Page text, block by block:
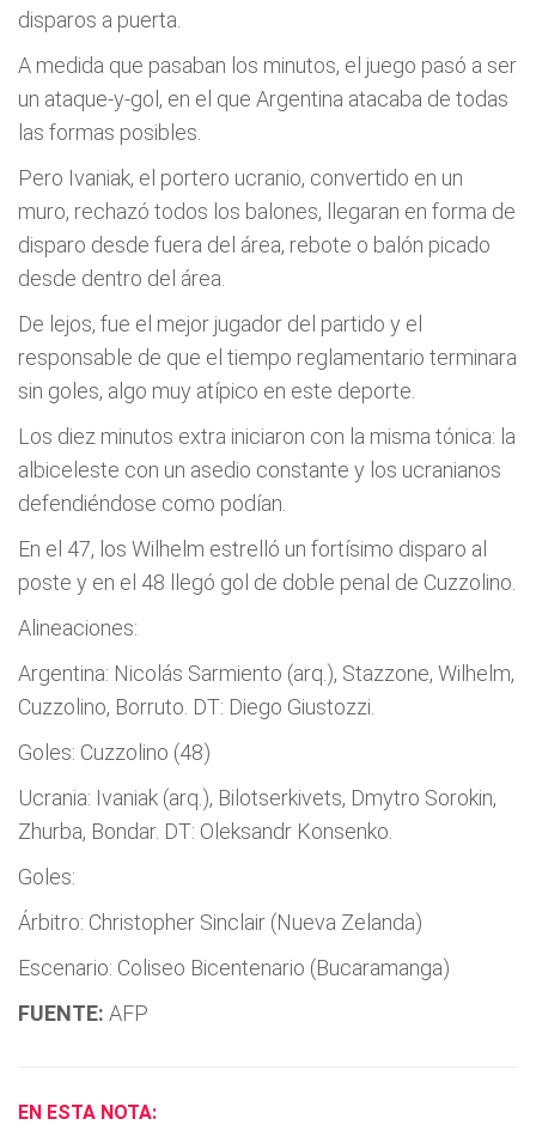
disparos a puerta.
A medida que pasaban los minutos, el juego pasó a ser
un ataque-y-gol, en el que Argentina atacaba de todas
las formas posibles.
Pero Ivaniak, el portero ucranio, convertido en un
muro, rechazó todos los balones, llegaran en forma de
disparo desde fuera del área, rebote o balón picado
desde dentro del área.
De lejos, fue el mejor jugador del partido y el
responsable de que el tiempo reglamentario terminara
sin goles, algo muy atípico en este deporte.
Los diez minutos extra iniciaron con la misma tónica: la
albiceleste con un asedio constante y los ucranianos
defendiéndose como podían.
En el 47, los Wilhelm estrelló un fortísimo disparo al
poste y en el 48 llegó gol de doble penal de Cuzzolino.
Alineaciones:
Argentina: Nicolás Sarmiento (arq.), Stazzone, Wilhelm,
Cuzzolino, Borruto. DT: Diego Giustozzi.
Goles: Cuzzolino (48)
Ucrania: Ivaniak (arq.), Bilotserkivets, Dmytro Sorokin,
Zhurba, Bondar. DT: Oleksandr Konsenko.
Goles:
Árbitro: Christopher Sinclair (Nueva Zelanda)
Escenario: Coliseo Bicentenario (Bucaramanga)
FUENTE: AFP
EN ESTA NOTA: